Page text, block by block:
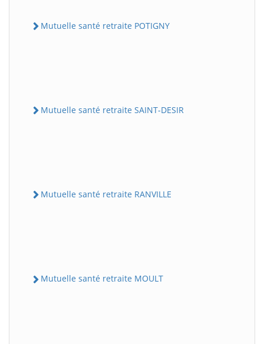
Mutuelle santé retraite POTIGNY
Mutuelle santé retraite SAINT-DESIR
Mutuelle santé retraite RANVILLE
Mutuelle santé retraite MOULT